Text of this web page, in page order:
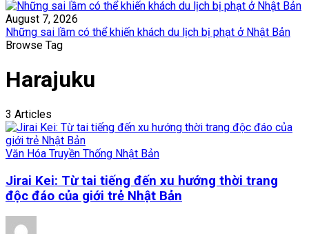
August 7, 2026
Những sai lầm có thể khiến khách du lịch bị phạt ở Nhật Bản
Browse Tag
Harajuku
3 Articles
Văn Hóa Truyền Thống Nhật Bản
Jirai Kei: Từ tai tiếng đến xu hướng thời trang
độc đáo của giới trẻ Nhật Bản